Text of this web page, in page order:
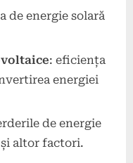
de energie solară
: eficiența
energiei
de energie
altor factori.